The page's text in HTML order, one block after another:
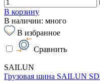
В корзину
В наличии: много
В избранное
Сравнить
SAILUN
Грузовая шина SAILUN